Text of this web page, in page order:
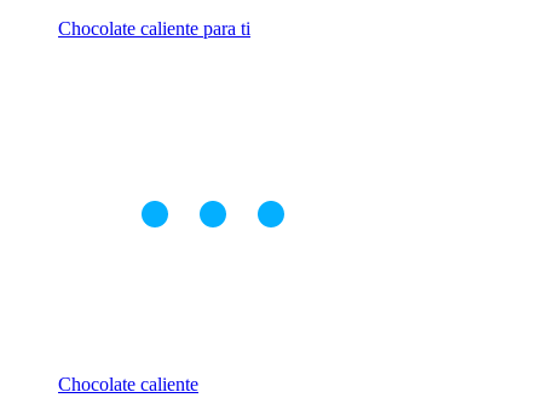
Chocolate caliente para ti
Chocolate caliente